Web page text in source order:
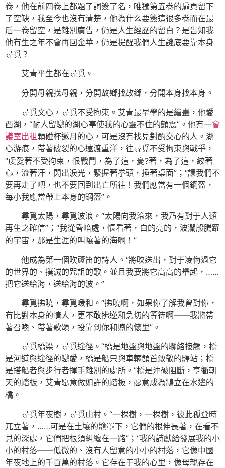
卷，他在前四卷上都題了詞簽了名，唯獨第五卷的扉頁留下
了空缺，我至今也沒有清楚，他為什么要簽這很多卷而在最
后一卷留空，是離別廣告，仍是人生經歷的留白？是告知我
他有生之年不會再回金華，仍是提醒我們人生謎底要靠本身
尋覓？
艾青平生都在尋覓。
分開母親找母親，分開故鄉找故鄉，分開本身找本身。
尋覓文心，尋覓不受拘束。艾青最早學的是繪畫，他愛
西湖，“耐人留戀的湖心亭使我的心靈不住的顫震”。他有一會
議室出租顆碰杯邀月的心，可是沒有找見對酌交心的人。湖
心游痕，帶著破裂的心遠渡重洋，往尋覓不受拘束與戰爭，
“虔愛著不受拘束，恨戰鬥，為了這，憂?著，為了這，絞著
心，流著汗，閃出淚光，緊握著拳頭，捶著桌面”；“讓我們不
要再走了吧，也不要回到出亡所往！我們應當有一個鋼盔，
每小我應當帶上本身的鋼盔”。
尋覓太陽，尋覓波浪。“太陽向我滾來，我乃有對于人類
再生之確信”；“我從昏暗處，悵看著，白的亮的，波瀾般騰躍
的宇宙，那是生涯的叫嚷著的海啊！”
他成為第一個吹蘆笛的詩人。“將吹送出，對于凌侮過它
的世界的、撲滅的咒詛的歌。並且我要將它高高的舉起，……
把它送給海，送給海的波。”
尋覓拂曉，尋覓暖和。“拂曉啊，如果你了解我曾對你，
有比對本身的情人，更不敢拂逆和急切的等待啊——我將帶
著召喚、帶著歌頌，投靠到你和煦的懷里”。
尋覓橋梁，尋覓途徑。“橋是地盤與地盤的聯絡接觸，橋
是河道與途徑的戀愛，橋是船只與車輛頷首致敬的驛站；橋
是搭船者與步行者揮手離別的處所。”橋是沖破阻斷，亨衢朝
天的踏板，艾青愿意做如許的踏板，愿意成為鵠立在水邊的
橋。
尋覓年夜樹，尋覓山村。“一棵樹，一棵樹，彼此孤登時
兀立著，……可是在土壤的籠罩下，它們的根伸長著，在看不
見的深處，它們把根須糾纏在一路”；“我的詩獻給發展我的小
小的村落——低微的、沒有人留意的小小的村落，它像中國
年夜地上的千百萬的村落。它存在于我的心里，像母親存在